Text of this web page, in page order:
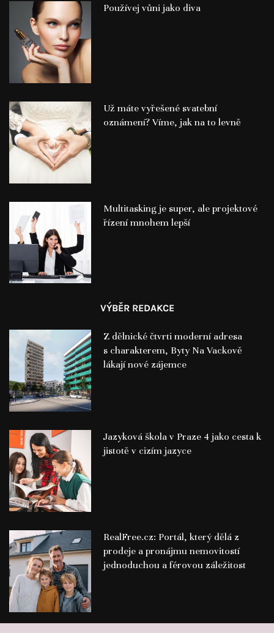
Používej vůni jako diva
Už máte vyřešené svatební
oznámení? Víme, jak na to levně
Multitasking je super, ale projektové
řízení mnohem lepší
VÝBĚR REDAKCE
Z dělnické čtvrti moderní adresa
s charakterem, Byty Na Vackově
lákají nové zájemce
Jazyková škola v Praze 4 jako cesta k
jistotě v cizím jazyce
RealFree.cz: Portál, který dělá z
prodeje a pronájmu nemovitostí
jednoduchou a férovou záležitost